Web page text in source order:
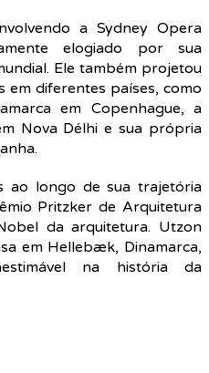
a Sydney Opera
elogiado por sua
Ele também projetou
em diferentes países, como
em Copenhague, a
Nova Délhi e sua própria
ao longo de sua trajetória
Pritzker de Arquitetura
da arquitetura. Utzon
em Hellebæk, Dinamarca,
na história da